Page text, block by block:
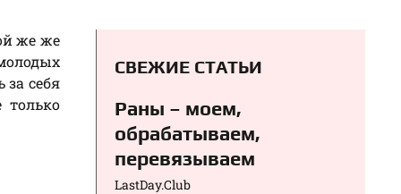
же же
себя
только
СВЕЖИЕ СТАТЬИ
Раны – моем,
обрабатываем,
перевязываем⁠⁠
LastDay.Club